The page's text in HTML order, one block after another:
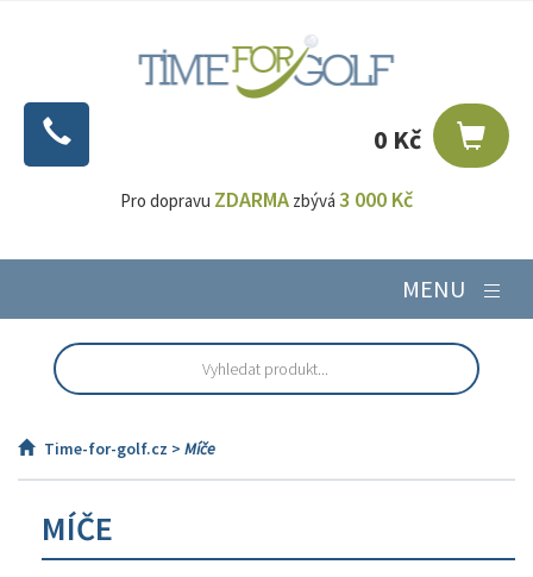
0 Kč
Pro dopravu ZDARMA zbývá 3 000 Kč
MENU
Time-for-golf.cz > Míče
MÍČE